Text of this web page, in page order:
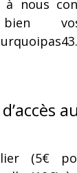
à nous
bien
(5€